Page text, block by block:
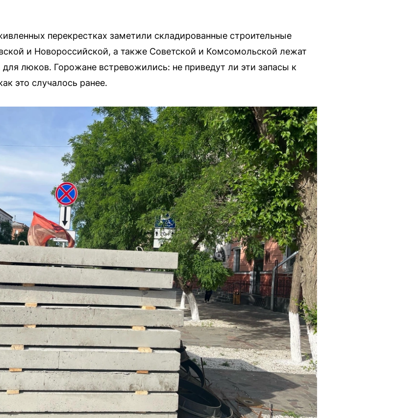
перекрестках заметили складированные строительные
и Новороссийской, а также Советской и Комсомольской лежат
люков. Горожане встревожились: не приведут ли эти запасы к
это случалось ранее.